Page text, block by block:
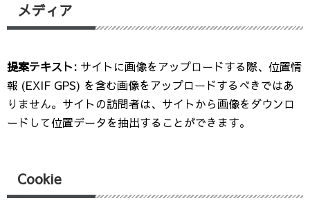
メディア
提案テキスト: サイトに画像をアップロードする際、位置情
報 (EXIF GPS) を含む画像をアップロードするべきではあ
りません。サイトの訪問者は、サイトから画像をダウンロ
ードして位置データを抽出することができます。
Cookie